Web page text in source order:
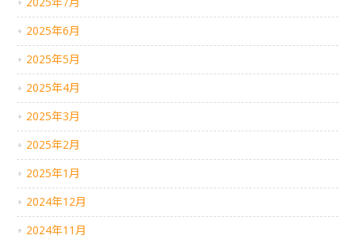
2025年7月
2025年6月
2025年5月
2025年4月
2025年3月
2025年2月
2025年1月
2024年12月
2024年11月